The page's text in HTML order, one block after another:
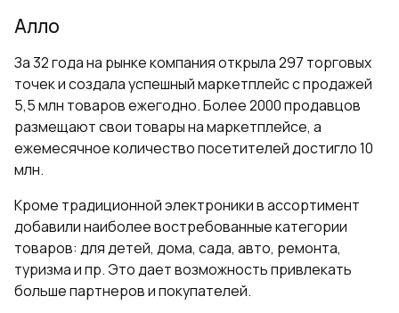
Алло
За 32 года на рынке компания открыла 297 торговых
точек и создала успешный маркетплейс с продажей
5,5 млн товаров ежегодно. Более 2000 продавцов
размещают свои товары на маркетплейсе, а
ежемесячное количество посетителей достигло 10
млн.
Кроме традиционной электроники в ассортимент
добавили наиболее востребованные категории
товаров: для детей, дома, сада, авто, ремонта,
туризма и пр. Это дает возможность привлекать
больше партнеров и покупателей.